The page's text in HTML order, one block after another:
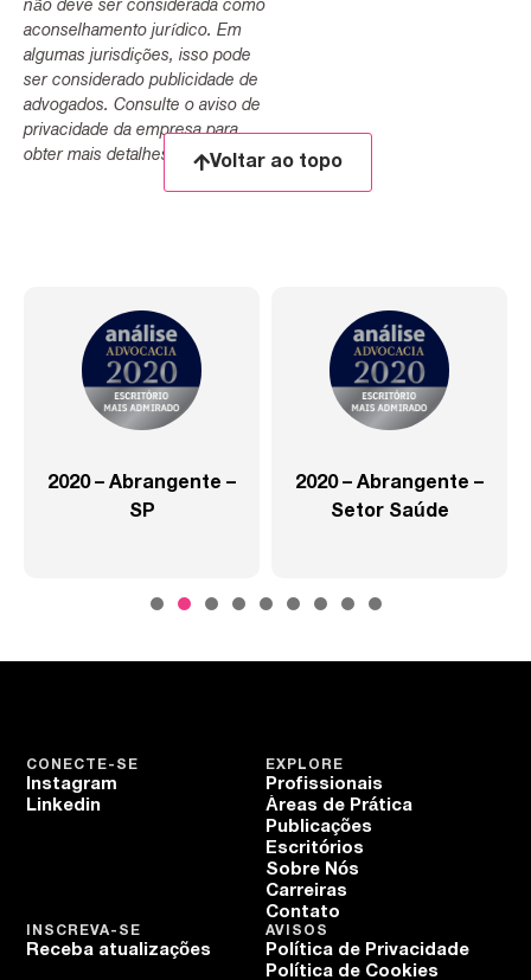
não deve ser considerada como
aconselhamento jurídico. Em
algumas jurisdições, isso pode
ser considerado publicidade de
advogados. Consulte o aviso de
privacidade da empresa para
obter mais detalhes.
Voltar ao topo
2020 – Abrangente –
SP
2020 – Abrangente –
Setor Saúde
EXPLORE
Profissionais
Áreas de Prática
Publicações
Escritórios
Sobre Nós
Carreiras
Contato
CONECTE-SE
Instagram
Linkedin
AVISOS
Política de Privacidade
Política de Cookies
INSCREVA-SE
Receba atualizações